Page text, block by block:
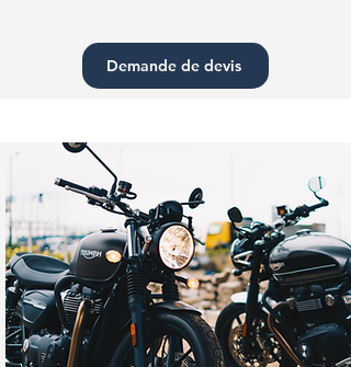
Demande de devis